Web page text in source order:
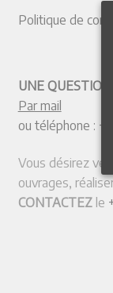
Politique de
UNE
Par mail
ou téléphone :
Vous désirez
ouvrages,
CONTACTEZle